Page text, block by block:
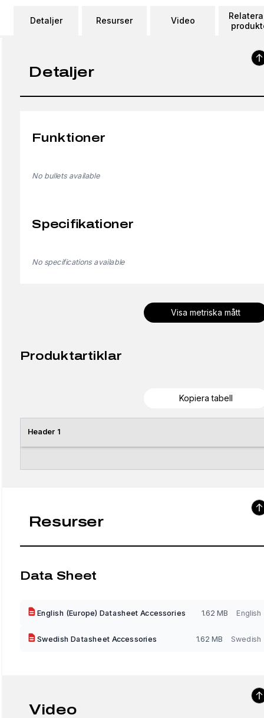
Detaljer Resurser Video
Detaljer
Funktioner
No bullets available
Specifikationer
No specifications available
Visa metriska mått
Produktartiklar
Kopiera tabell
Header 1
Resurser
Data Sheet
English (Europe) Datasheet Accessories 1.62 MB English
Swedish Datasheet Accessories 1.62 MB Swedish
Video